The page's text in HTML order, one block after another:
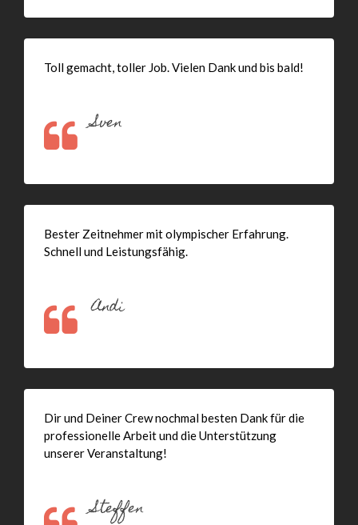
Toll gemacht, toller Job. Vielen Dank und bis bald!
Sven
Bester Zeitnehmer mit olympischer Erfahrung.
Schnell und Leistungsfähig.
Andi
Dir und Deiner Crew nochmal besten Dank für die
professionelle Arbeit und die Unterstützung
unserer Veranstaltung!
Steffen